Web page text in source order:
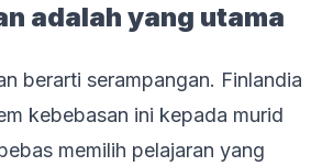
adalah yang utama
berarti serampangan. Finlandia
kebebasan ini kepada murid
memilih pelajaran yang